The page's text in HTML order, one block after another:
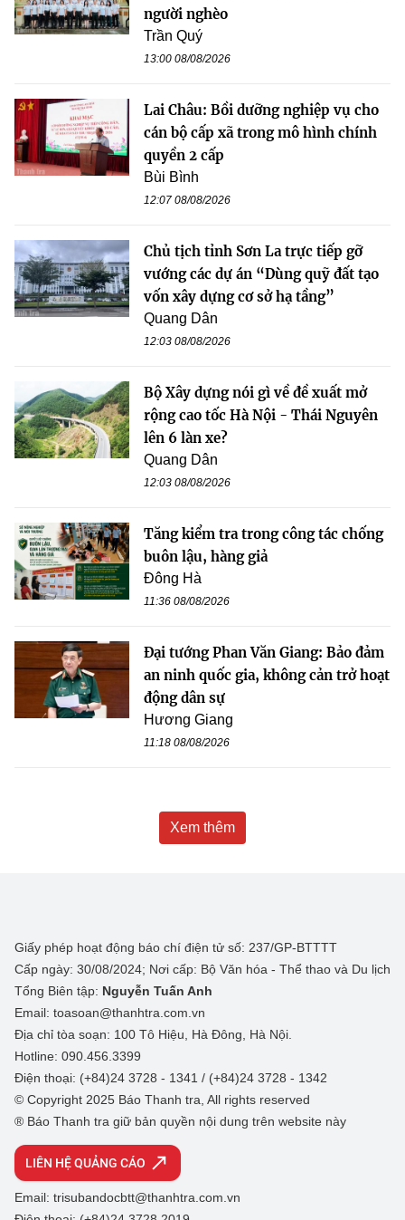
người nghèo
Trần Quý
13:00 08/08/2026
Lai Châu: Bồi dưỡng nghiệp vụ cho
cán bộ cấp xã trong mô hình chính
quyền 2 cấp
Bùi Bình
12:07 08/08/2026
Chủ tịch tỉnh Sơn La trực tiếp gỡ
vướng các dự án “Dùng quỹ đất tạo
vốn xây dựng cơ sở hạ tầng”
Quang Dân
12:03 08/08/2026
Bộ Xây dựng nói gì về đề xuất mở
rộng cao tốc Hà Nội - Thái Nguyên
lên 6 làn xe?
Quang Dân
12:03 08/08/2026
Tăng kiểm tra trong công tác chống
buôn lậu, hàng giả
Đông Hà
11:36 08/08/2026
Đại tướng Phan Văn Giang: Bảo đảm
an ninh quốc gia, không cản trở hoạt
động dân sự
Hương Giang
11:18 08/08/2026
Xem thêm
Giấy phép hoạt động báo chí điện tử số: 237/GP-BTTTT
Cấp ngày: 30/08/2024; Nơi cấp: Bộ Văn hóa - Thể thao và Du lịch
Tổng Biên tập: Nguyễn Tuấn Anh
Email: toasoan@thanhtra.com.vn
Địa chỉ tòa soạn: 100 Tô Hiệu, Hà Đông, Hà Nội.
Hotline: 090.456.3399
Điện thoại: (+84)24 3728 - 1341 / (+84)24 3728 - 1342
© Copyright 2025 Báo Thanh tra, All rights reserved
® Báo Thanh tra giữ bản quyền nội dung trên website này
LIÊN HỆ QUẢNG CÁO
Email: trisubandocbtt@thanhtra.com.vn